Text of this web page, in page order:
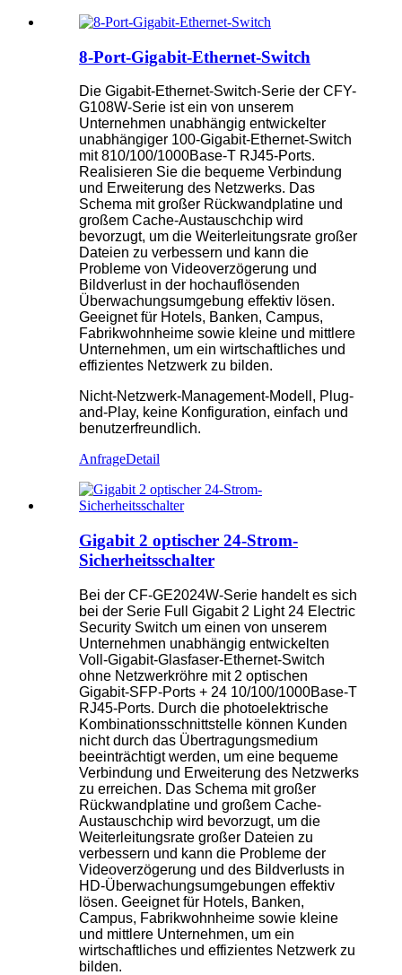
8-Port-Gigabit-Ethernet-Switch
Die Gigabit-Ethernet-Switch-Serie der CFY-
G108W-Serie ist ein von unserem
Unternehmen unabhängig entwickelter
unabhängiger 100-Gigabit-Ethernet-Switch
mit 810/100/1000Base-T RJ45-Ports.
Realisieren Sie die bequeme Verbindung
und Erweiterung des Netzwerks. Das
Schema mit großer Rückwandplatine und
großem Cache-Austauschchip wird
bevorzugt, um die Weiterleitungsrate großer
Dateien zu verbessern und kann die
Probleme von Videoverzögerung und
Bildverlust in der hochauflösenden
Überwachungsumgebung effektiv lösen.
Geeignet für Hotels, Banken, Campus,
Fabrikwohnheime sowie kleine und mittlere
Unternehmen, um ein wirtschaftliches und
effizientes Netzwerk zu bilden.
Nicht-Netzwerk-Management-Modell, Plug-
and-Play, keine Konfiguration, einfach und
benutzerfreundlich.
AnfrageDetail
Gigabit 2 optischer 24-Strom-
Sicherheitsschalter
Bei der CF-GE2024W-Serie handelt es sich
bei der Serie Full Gigabit 2 Light 24 Electric
Security Switch um einen von unserem
Unternehmen unabhängig entwickelten
Voll-Gigabit-Glasfaser-Ethernet-Switch
ohne Netzwerkröhre mit 2 optischen
Gigabit-SFP-Ports + 24 10/100/1000Base-T
RJ45-Ports. Durch die photoelektrische
Kombinationsschnittstelle können Kunden
nicht durch das Übertragungsmedium
beeinträchtigt werden, um eine bequeme
Verbindung und Erweiterung des Netzwerks
zu erreichen. Das Schema mit großer
Rückwandplatine und großem Cache-
Austauschchip wird bevorzugt, um die
Weiterleitungsrate großer Dateien zu
verbessern und kann die Probleme der
Videoverzögerung und des Bildverlusts in
HD-Überwachungsumgebungen effektiv
lösen. Geeignet für Hotels, Banken,
Campus, Fabrikwohnheime sowie kleine
und mittlere Unternehmen, um ein
wirtschaftliches und effizientes Netzwerk zu
bilden.